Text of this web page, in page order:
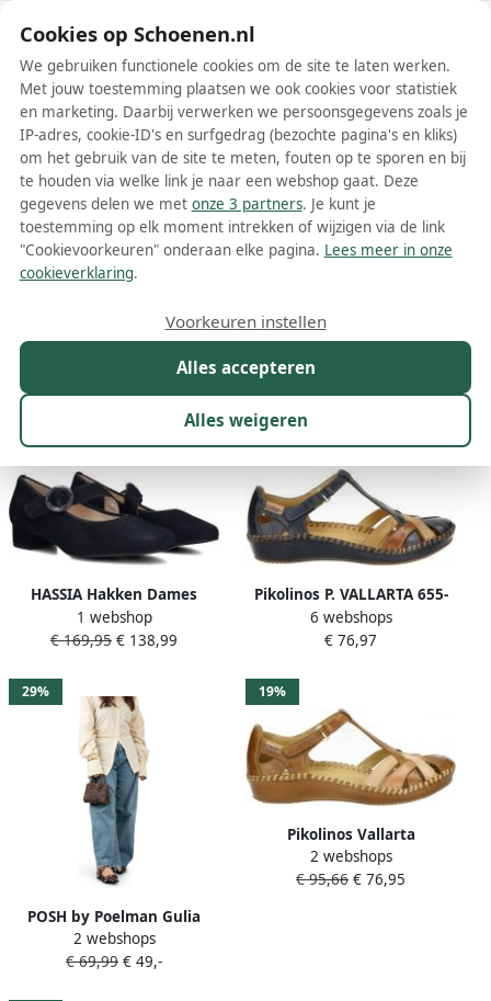
Schoenen.nl
Wis filters Alle filters
Dames bandschoenen
Ben je op zoek naar een paar damesschoenen die je makkelijk kunt
aan- en uittrekken? Dames bandschoenen zijn de perfecte keuze.
voeten. Hierdoor kun je er met gemak de hele dag op lopen. Je
kunt deze schoenen gemakkelijk sluiten met behulp van een
bandje. Soms maak je het bandje dicht met een knoopje, de andere
keer met behulp van klittenband of een gespje. Hoe dan ook: het is
zó veel makkelijker dan iedere keer je veters moeten strikken! Veel
vrouwen met smalle voeten hebben allang het gemak van dames
pumps en ballerina’s, die zonder bandje vaak van je smalle voet
vallen. Kies nu ook uit het grootste online assortiment van dames
bandschoenen met exemplaren van al jouw favoriete merken!
Kleur Prijs
18%
HASSIA Hakken Dames
302458 Maat: 41 5
Materiaal: Suède Kleur:
1 webshop
€ 169,95 € 138,99
Pikolinos P. VALLARTA 655-
0732 Platte sandalenDames
Sandalen Blauw
6 webshops
€ 76,97
29%
POSH by Poelman Gulia
loafers met panterprint
cognac
2 webshops
€ 69,99 € 49,-
19%
Pikolinos Vallarta
Damesandaal Flexibel en
Verstelbaar Brown Dames
2 webshops
€ 95,66 € 76,95
Cookies op Schoenen.nl
We gebruiken functionele cookies om de site te laten werken.
Met jouw toestemming plaatsen we ook cookies voor statistiek
en marketing. Daarbij verwerken we persoonsgegevens zoals je
IP-adres, cookie-ID's en surfgedrag (bezochte pagina's en kliks)
om het gebruik van de site te meten, fouten op te sporen en bij
te houden via welke link je naar een webshop gaat. Deze
gegevens delen we met onze 3 partners. Je kunt je
toestemming op elk moment intrekken of wijzigen via de link
"Cookievoorkeuren" onderaan elke pagina. Lees meer in onze
cookieverklaring.
Alles accepteren
Alles weigeren
Voorkeuren instellen